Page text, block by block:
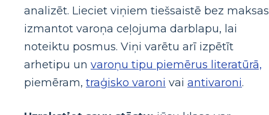
analizēt. Lieciet viņiem tiešsaistē bez maksas
izmantot varoņa ceļojuma darblapu, lai
noteiktu posmus. Viņi varētu arī izpētīt
arhetipu un varoņu tipu piemērus literatūrā,
piemēram, traģisko varoni vai antivaroni.